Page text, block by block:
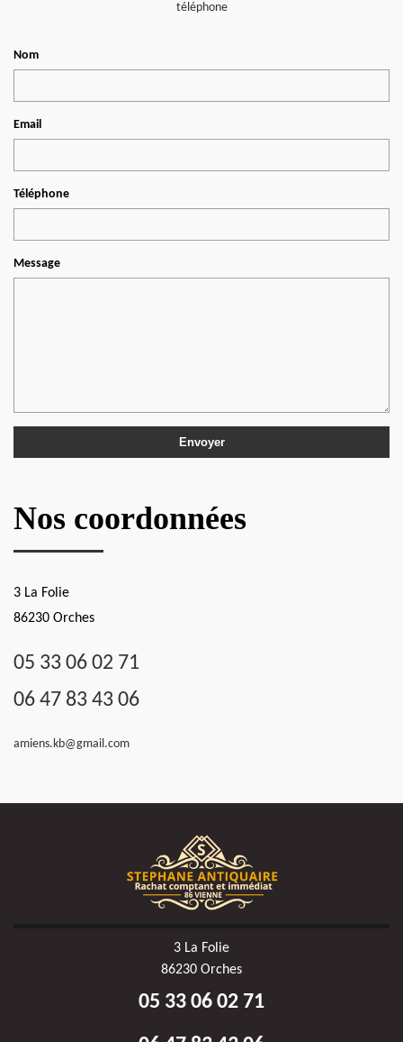
téléphone
Nom
Email
Téléphone
Message
Nos coordonnées
3 La Folie
86230 Orches
05 33 06 02 71
06 47 83 43 06
amiens.kb@gmail.com
3 La Folie
86230 Orches
05 33 06 02 71